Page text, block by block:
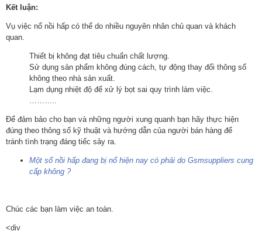
Kết luận:
Vụ việc nổ nồi hấp có thể do nhiều nguyên nhân chủ quan và khách
quan.
Thiết bị không đạt tiêu chuẩn chất lượng.
Sử dụng sản phẩm không đúng cách, tự động thay đổi thông số
không theo nhà sản xuất.
Lạm dụng nhiệt độ để xử lý bọt sai quy trình làm việc.
Để đảm bảo cho bạn và những người xung quanh bạn hãy thực hiện
đúng theo thông số kỹ thuật và hướng dẫn của người bán hàng để
tránh tình trạng đáng tiếc sảy ra.
Một số nồi hấp đang bị nổ hiện nay có phải do Gsmsuppliers cung
cấp không ?
Chúc các bạn làm việc an toàn.
<div